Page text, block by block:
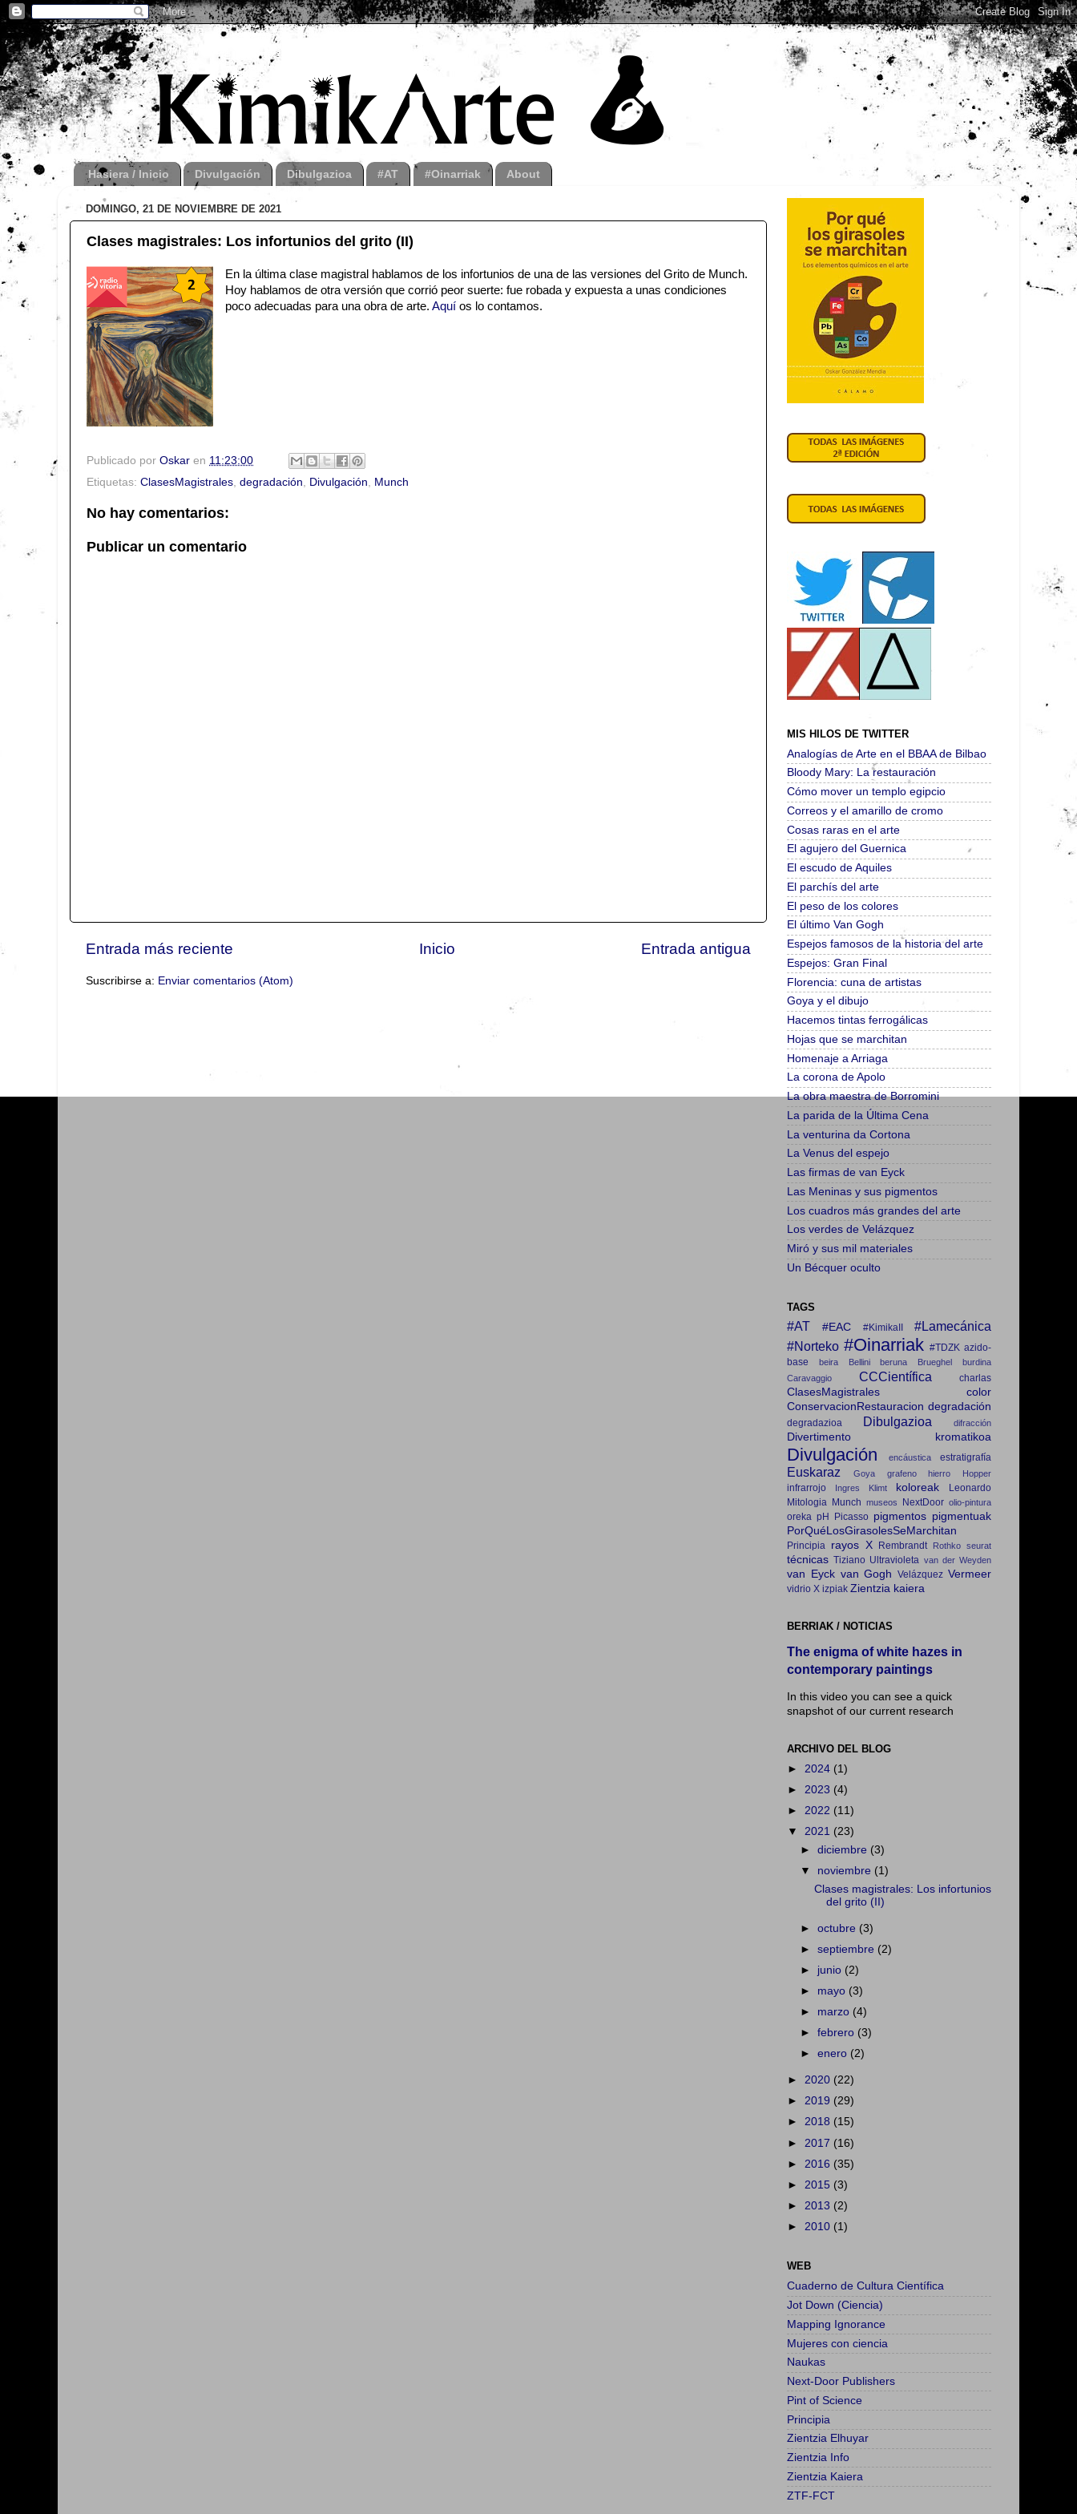
Hasiera / Inicio Divulgación Dibulgazioa #AT #Oinarriak About
DOMINGO, 21 DE NOVIEMBRE DE 2021
Clases magistrales: Los infortunios del grito (II)
En la última clase magistral hablamos de los infortunios de una de las versiones del Grito de Munch.
Hoy hablamos de otra versión que corrió peor suerte: fue robada y expuesta a unas condiciones
poco adecuadas para una obra de arte. Aquí os lo contamos.
Publicado por Oskar en 11:23:00
Etiquetas: ClasesMagistrales, degradación, Divulgación, Munch
No hay comentarios:
Publicar un comentario
Entrada más reciente Entrada antigua
Inicio
Suscribirse a: Enviar comentarios (Atom)
MIS HILOS DE TWITTER
Analogías de Arte en el BBAA de Bilbao
Bloody Mary: La restauración
Cómo mover un templo egipcio
Correos y el amarillo de cromo
Cosas raras en el arte
El agujero del Guernica
El escudo de Aquiles
El parchís del arte
El peso de los colores
El último Van Gogh
Espejos famosos de la historia del arte
Espejos: Gran Final
Florencia: cuna de artistas
Goya y el dibujo
Hacemos tintas ferrogálicas
Hojas que se marchitan
Homenaje a Arriaga
La corona de Apolo
La obra maestra de Borromini
La parida de la Última Cena
La venturina da Cortona
La Venus del espejo
Las firmas de van Eyck
Las Meninas y sus pigmentos
Los cuadros más grandes del arte
Los verdes de Velázquez
Miró y sus mil materiales
Un Bécquer oculto
TAGS
#AT #EAC #KimikaII
#Lamecánica
#Norteko #Oinarriak #TDZK azido-
base
beira Bellini beruna Brueghel
burdina
Caravaggio
CCCientífica charlas
ClasesMagistrales
color
ConservacionRestauracion degradación
degradazioa Dibulgazioa difracción
Divertimento kromatikoa
Divulgación encáustica estratigrafía
Euskaraz Goya grafeno hierro Hopper
infrarrojo Ingres Klimt koloreak
Leonardo
Mitologia Munch museos NextDoor olio-pintura
oreka pH Picasso pigmentos pigmentuak
PorQuéLosGirasolesSeMarchitan
Principia rayos X Rembrandt Rothko seurat
técnicas Tiziano Ultravioleta van der Weyden
van Eyck van Gogh Velázquez Vermeer
vidrio X izpiak Zientzia kaiera
BERRIAK / NOTICIAS
The enigma of white hazes in
contemporary paintings
In this video you can see a quick
snapshot of our current research
ARCHIVO DEL BLOG
► 2024 (1)
► 2023 (4)
► 2022 (11)
▼ 2021 (23)
►diciembre (3)
▼ noviembre (1)
Clases magistrales: Los infortunios
del grito (II)
►octubre (3)
►septiembre (2)
► junio (2)
► mayo (3)
► marzo (4)
►febrero (3)
►enero (2)
► 2020 (22)
► 2019 (29)
► 2018 (15)
► 2017 (16)
► 2016 (35)
► 2015 (3)
► 2013 (2)
► 2010 (1)
WEB
Cuaderno de Cultura Científica
Jot Down (Ciencia)
Mapping Ignorance
Mujeres con ciencia
Naukas
Next-Door Publishers
Pint of Science
Principia
Zientzia Elhuyar
Zientzia Info
Zientzia Kaiera
ZTF-FCT